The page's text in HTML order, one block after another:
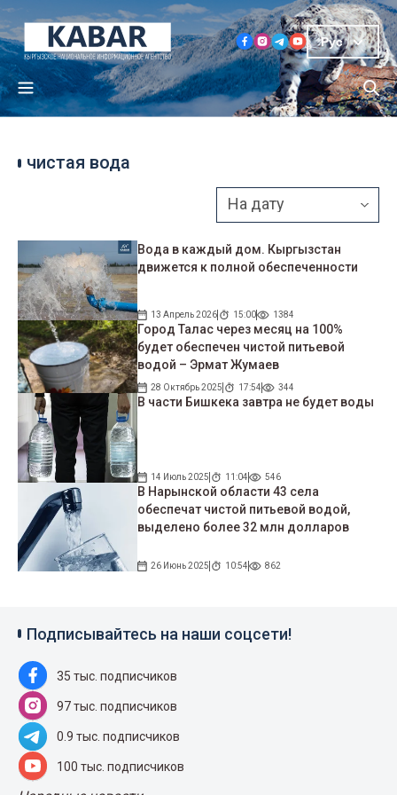
Рус
чистая вода
Вода в каждый дом. Кыргызстан
движется к полной обеспеченности
13 Апрель 2026 15:00 1384
Город Талас через месяц на 100%
будет обеспечен чистой питьевой
водой – Эрмат Жумаев
28 Октябрь 2025 17:54 344
В части Бишкека завтра не будет воды
14 Июль 2025 11:04 546
В Нарынской области 43 села
обеспечат чистой питьевой водой,
выделено более 32 млн долларов
26 Июнь 2025 10:54 862
Подписывайтесь на наши соцсети!
35 тыс. подписчиков
97 тыс. подписчиков
0.9 тыс. подписчиков
100 тыс. подписчиков